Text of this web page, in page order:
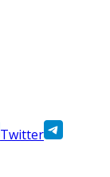
Twitter